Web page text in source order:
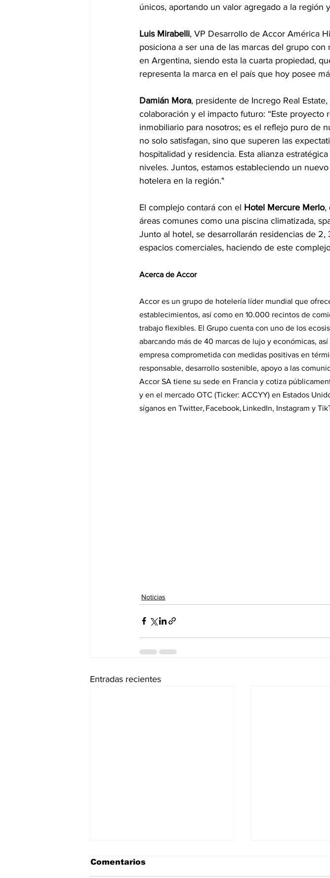
únicos, aportando un valor agregado a la región
Luis Mirabelli, VP Desarrollo de Accor América
posiciona a ser una de las marcas del grupo
en Argentina, siendo esta la cuarta propiedad,
representa la marca en el país que hoy posee
Damián Mora, presidente de Incrego Real
colaboración y el impacto futuro: “Este
inmobiliario para nosotros; es el reflejo puro de
no solo satisfagan, sino que superen las
hospitalidad y residencia. Esta alianza
niveles. Juntos, estamos estableciendo un
hotelera en la región."
El complejo contará con el Hotel Mercure Merlo,
áreas comunes como una piscina climatizada,
Junto al hotel, se desarrollarán residencias de
espacios comerciales, haciendo de este
Acerca de Accor
Accor es un grupo de hotelería líder mundial que
establecimientos, así como en 10.000 recintos de
trabajo flexibles. El Grupo cuenta con uno de los
abarcando más de 40 marcas de lujo y económicas,
empresa comprometida con medidas positivas en
responsable, desarrollo sostenible, apoyo a las
Accor SA tiene su sede en Francia y cotiza
y en el mercado OTC (Ticker: ACCYY) en Estados
síganos en Twitter, Facebook, LinkedIn, Instagram y
Noticias
Entradas recientes
Comentarios